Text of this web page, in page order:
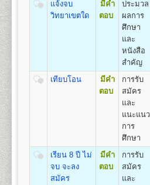
1
กลุ่มวิชาเอกการปกครอง (Plan
2. กลุ่มวิชาเอกความสัมพันธ์ระหว่
3. และกลุ่มวิชาเอกการบริหารรัฐ
คณะเศรษฐศาสตร์
เปิดสอนระดับปริญญาตรี
หลักสูต
เศรษฐศาสตรบัณฑิต (
เศรษฐศาสตร์
เศรษฐศาสตร์ธุรกิจและอุตสาหกร
เงินและการบริหารความเสี่ยง เศร
การพัฒนา เศรษฐศาสตร์ระหว่าง
และเศรษฐศาสตร์การเกษตร
ประวัตินักศึกษาใหม่ (ม.ร.๒๕) สำ
๕. เอกสารอื่นๆ
มีการเปลี่ยนชื่อตัว-นามสกุล ให้เย็
ห้องประชุมใหญ่
อาคารหอประชุม
พ่อขุนรามคำแหงมหาราช
ห้องศักดิ์ ผาสุขนิรันด์
อาคารหอประชุมพ่อขุนรามคำ
แจ้งจบ
วิทยาเขตใด
มีคำ
ตอบ
ประมวล
ผลการ
ศึกษา
และ
หนังสือ
สำคัญ
เทียบโอน
มีคำ
ตอบ
การรับ
สมัคร
และ
แนะแนว
การ
ศึกษา
เรียน 8 ปี ไม่
จบ จะลง
สมัคร
มีคำ
ตอบ
การรับ
สมัคร
และ